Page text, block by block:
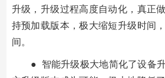
升级，升级过程高度自动化，真正
持预加载版本，极大缩短升级时间
间。
● 智能升级极大地简化了设备